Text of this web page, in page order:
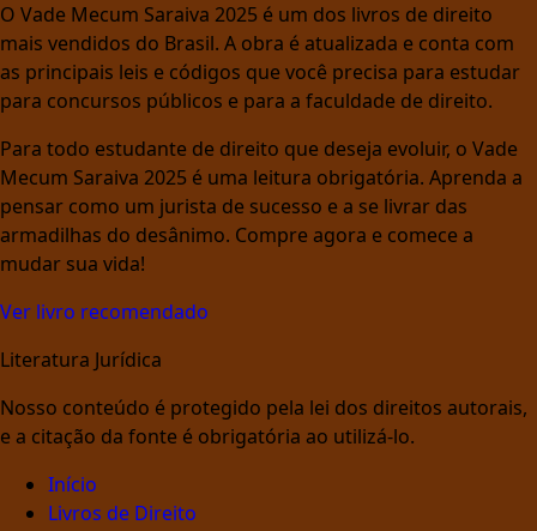
O Vade Mecum Saraiva 2025 é um dos livros de direito
mais vendidos do Brasil. A obra é atualizada e conta com
as principais leis e códigos que você precisa para estudar
para concursos públicos e para a faculdade de direito.
Para todo estudante de direito que deseja evoluir, o Vade
Mecum Saraiva 2025 é uma leitura obrigatória. Aprenda a
pensar como um jurista de sucesso e a se livrar das
armadilhas do desânimo. Compre agora e comece a
mudar sua vida!
Ver livro recomendado
Literatura Jurídica
Nosso conteúdo é protegido pela lei dos direitos autorais,
e a citação da fonte é obrigatória ao utilizá-lo.
Início
Livros de Direito